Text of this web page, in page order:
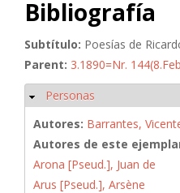
Bibliografía
Subtítulo: Poesías de
Parent: 3.1890=Nr.
Ocultar
Personas
Autores: Barrantes,
Autores de este
Arona [Pseud.], Juan de
Arus [Pseud.], Arsène